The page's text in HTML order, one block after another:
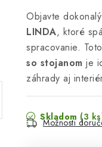
Objavte
LINDA, ktoré
spracovanie.
so stojanom je
záhrady aj
Skladom (3
Možnosti